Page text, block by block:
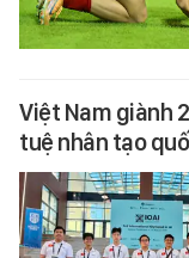
Việt Nam giành
tuệ nhân tạo